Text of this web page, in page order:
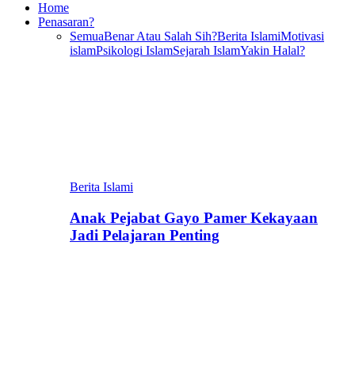
Home
Penasaran?
SemuaBenar Atau Salah Sih?Berita IslamiMotivasi
islamPsikologi IslamSejarah IslamYakin Halal?
Berita Islami
Anak Pejabat Gayo Pamer Kekayaan
Jadi Pelajaran Penting